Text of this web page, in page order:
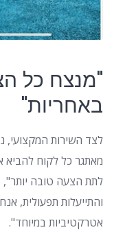
"מנצח כל
באחריות"
לצד השירות המקצועי,
מאתגר כל לקוח להביא
לתת הצעה טובה יותר",
והתייעלות תפעולית,
אטרקטיביות במיוחד".